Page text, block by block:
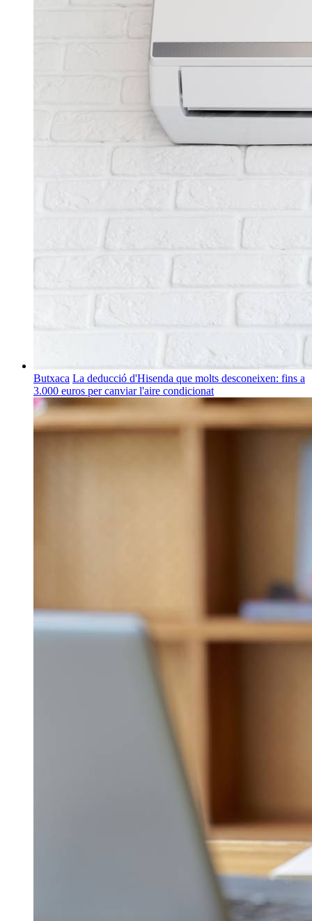
Butxaca La deducció d'Hisenda que molts desconeixen: fins a
3.000 euros per canviar l'aire condicionat